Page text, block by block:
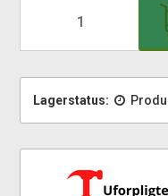
Lagerstatus: